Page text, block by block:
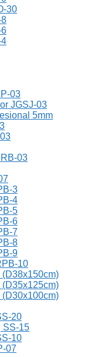
30
03
JGSJ-03
5mm
03
3
4
5
6
7
8
9
10
20
SS-15
10
07